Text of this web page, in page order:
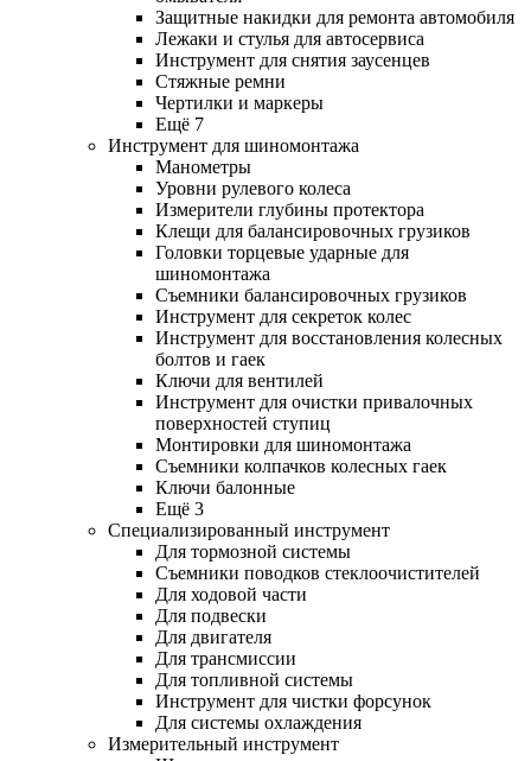
Защитные накидки для ремонта автомобиля
Лежаки и стулья для автосервиса
Инструмент для снятия заусенцев
Стяжные ремни
Чертилки и маркеры
Ещё 7
Инструмент для шиномонтажа
Манометры
Уровни рулевого колеса
Измерители глубины протектора
Клещи для балансировочных грузиков
Головки торцевые ударные для
шиномонтажа
Съемники балансировочных грузиков
Инструмент для секреток колес
Инструмент для восстановления колесных
болтов и гаек
Ключи для вентилей
Инструмент для очистки привалочных
поверхностей ступиц
Монтировки для шиномонтажа
Съемники колпачков колесных гаек
Ключи балонные
Ещё 3
Специализированный инструмент
Для тормозной системы
Съемники поводков стеклоочистителей
Для ходовой части
Для подвески
Для двигателя
Для трансмиссии
Для топливной системы
Инструмент для чистки форсунок
Для системы охлаждения
Измерительный инструмент